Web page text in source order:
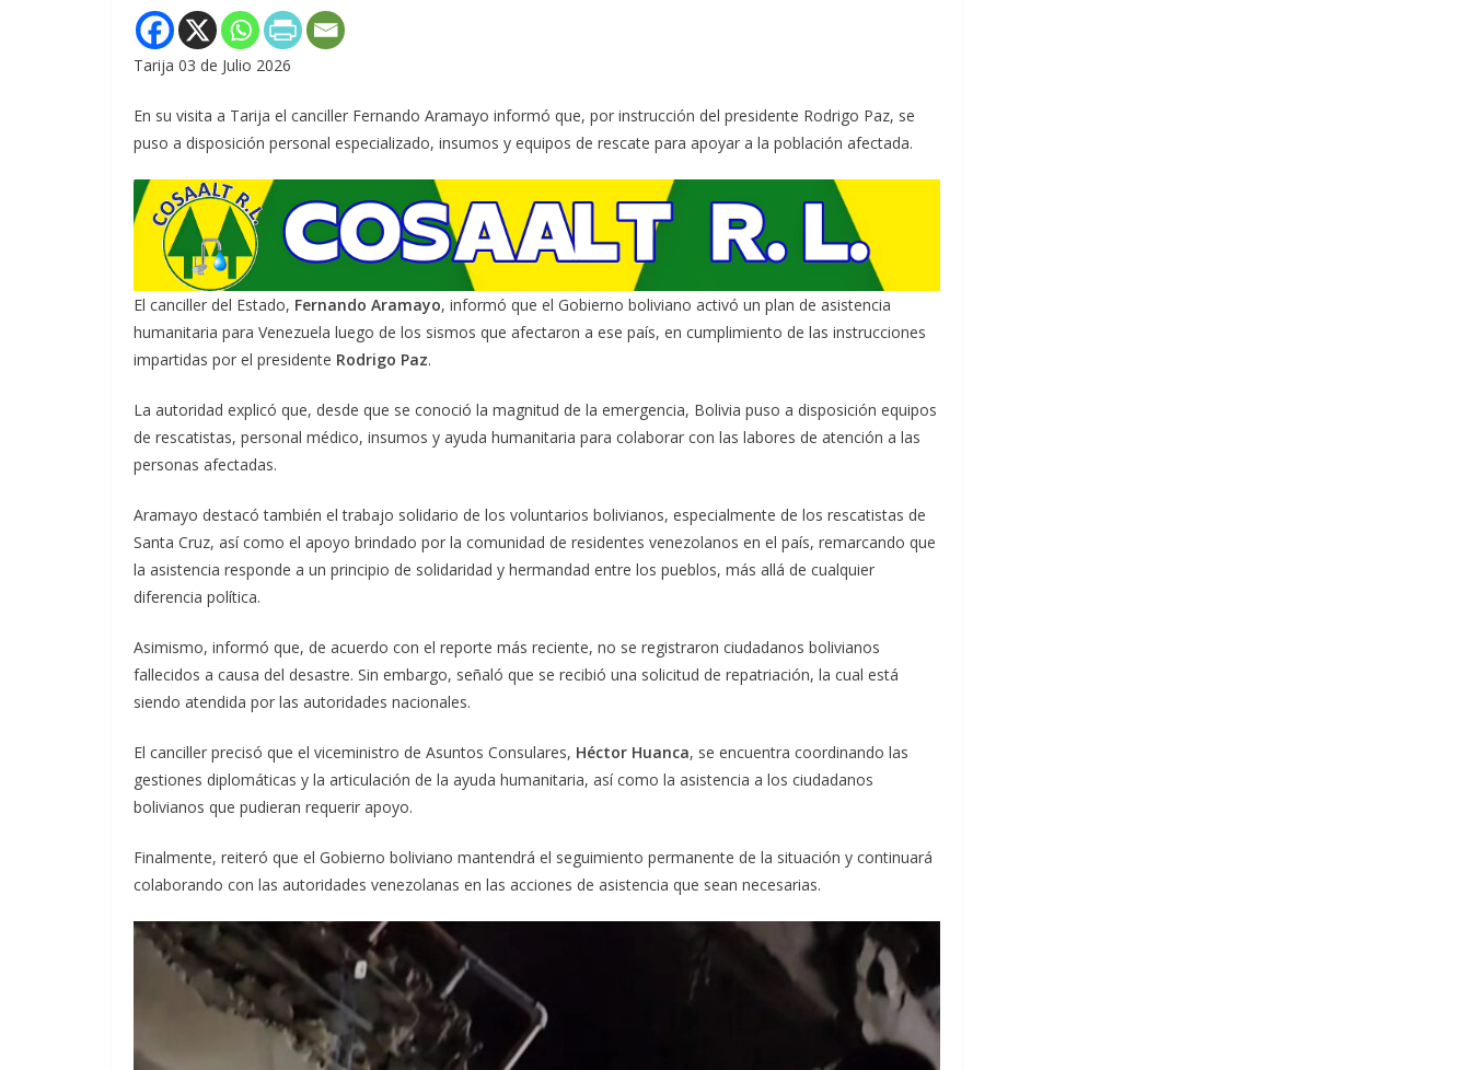
Tarija 03 de Julio 2026
En su visita a Tarija el canciller Fernando Aramayo informó que, por instrucción del presidente Rodrigo Paz, se
puso a disposición personal especializado, insumos y equipos de rescate para apoyar a la población afectada.
El canciller del Estado, Fernando Aramayo, informó que el Gobierno boliviano activó un plan de asistencia
humanitaria para Venezuela luego de los sismos que afectaron a ese país, en cumplimiento de las instrucciones
impartidas por el presidente Rodrigo Paz.
La autoridad explicó que, desde que se conoció la magnitud de la emergencia, Bolivia puso a disposición equipos
de rescatistas, personal médico, insumos y ayuda humanitaria para colaborar con las labores de atención a las
personas afectadas.
Aramayo destacó también el trabajo solidario de los voluntarios bolivianos, especialmente de los rescatistas de
Santa Cruz, así como el apoyo brindado por la comunidad de residentes venezolanos en el país, remarcando que
la asistencia responde a un principio de solidaridad y hermandad entre los pueblos, más allá de cualquier
diferencia política.
Asimismo, informó que, de acuerdo con el reporte más reciente, no se registraron ciudadanos bolivianos
fallecidos a causa del desastre. Sin embargo, señaló que se recibió una solicitud de repatriación, la cual está
siendo atendida por las autoridades nacionales.
El canciller precisó que el viceministro de Asuntos Consulares, Héctor Huanca, se encuentra coordinando las
gestiones diplomáticas y la articulación de la ayuda humanitaria, así como la asistencia a los ciudadanos
bolivianos que pudieran requerir apoyo.
Finalmente, reiteró que el Gobierno boliviano mantendrá el seguimiento permanente de la situación y continuará
colaborando con las autoridades venezolanas en las acciones de asistencia que sean necesarias.